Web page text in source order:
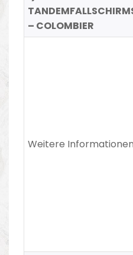
– COLOMBIER
Weitere Informationen